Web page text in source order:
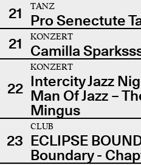
21
TANZ
Pro Senectute
21
KONZERT
Camilla
22
KONZERT
Intercity Jazz
Man Of Jazz –
Mingus
23
CLUB
ECLIPSE
Boundary -